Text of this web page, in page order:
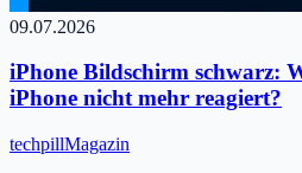
09.07.2026
iPhone Bildschirm schwarz:
iPhone nicht mehr reagiert?
techpillMagazin